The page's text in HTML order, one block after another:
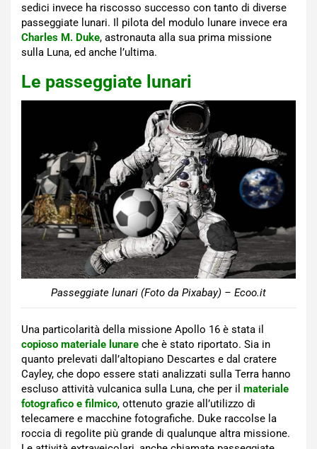
sedici invece ha riscosso successo con tanto di diverse
passeggiate lunari. Il pilota del modulo lunare invece era
Charles M. Duke, astronauta alla sua prima missione
sulla Luna, ed anche l’ultima.
Le passeggiate lunari
Passeggiate lunari (Foto da Pixabay) – Ecoo.it
Una particolarità della missione Apollo 16 è stata il
copioso materiale lunare che è stato riportato. Sia in
quanto prelevati dall’altopiano Descartes e dal cratere
Cayley, che dopo essere stati analizzati sulla Terra hanno
escluso attività vulcanica sulla Luna, che per il materiale
fotografico e filmico, ottenuto grazie all’utilizzo di
telecamere e macchine fotografiche. Duke raccolse la
roccia di regolite più grande di qualunque altra missione.